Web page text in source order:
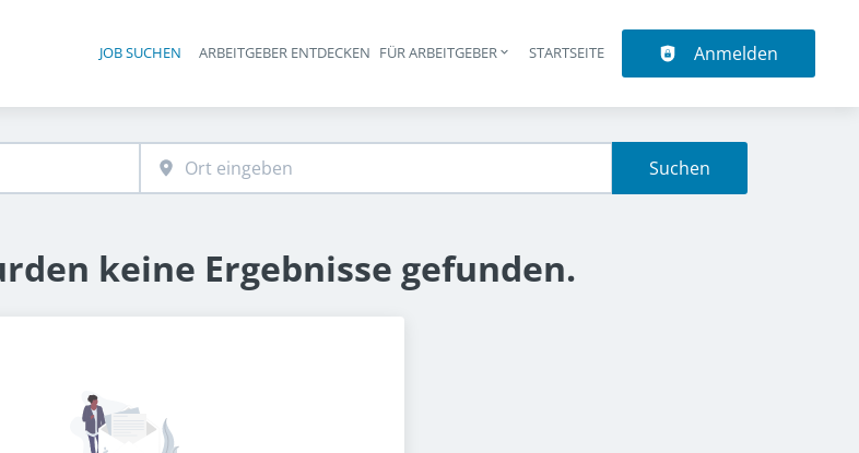
Haupt-Navigation
JOB SUCHEN ARBEITGEBER ENTDECKEN FÜR ARBEITGEBER STARTSEITE Anmelden
Suchen
keine Ergebnisse gefunden.